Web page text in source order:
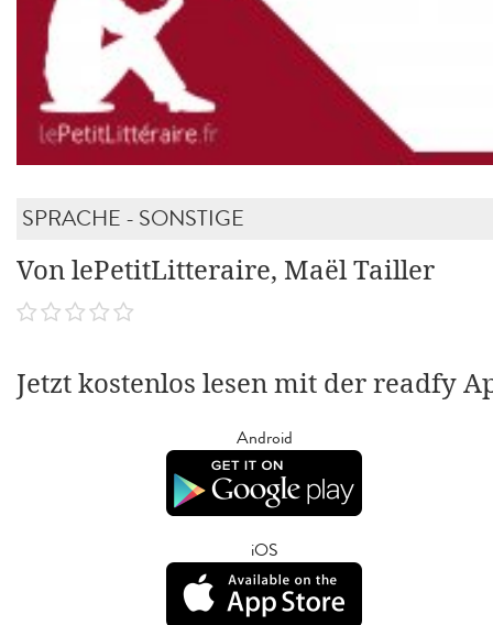
SPRACHE - SONSTIGE
Von lePetitLitteraire, Maël Tailler
Jetzt kostenlos lesen mit der readfy
Android
iOS